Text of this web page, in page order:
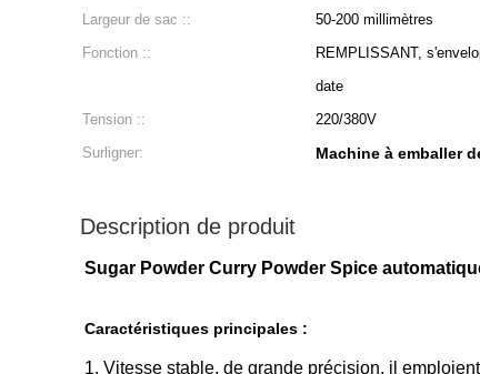
Largeur de sac ::
50-200 millimètres
Fonction ::
REMPLISSANT,
date
Tension ::
220/380V
Surligner:
Machine à emballer
Description de produit
Sugar Powder Curry Powder Spice
Caractéristiques principales :
1. Vitesse stable, de grande précision, il